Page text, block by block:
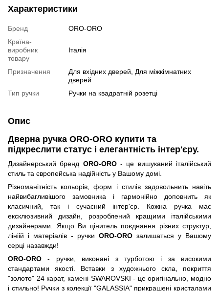
Характеристики
Бренд
ORO-ORO
Країна-
виробник
товару
Італія
Призначення
Для вхідних дверей, Для міжкімнатних
дверей
Тип ручки
Ручки на квадратній розетці
Опис
Дверна ручка ORO-ORO купити та
підкреслити статус і елегантність інтер'єру.
Дизайнерський бренд ORO-ORO- це вишуканий італійський
стиль та європейська надійність у Вашому домі.
Різноманітність кольорів, форм і стилів задовольнить навіть
найвибагливішого замовника і гармонійно доповнить як
класичний, так і сучасний інтер'єр. Кожна ручка має
ексклюзивний дизайн, розроблений кращими італійськими
дизайнерами. Якщо Ви цінитель поєднання різних структур,
лініій і матеріалів - ручки ORO-ORO залишаться у Вашому
серці назавжди!
ORO-ORO - ручки, виконані з турботою і за високими
стандартами якості. Вставки з художнього скла, покриття
"золото" 24 карат, камені SWAROVSKI - це оригінально, модно
і стильно! Ручки з колекції "GALASSIA" прикрашені кристалами